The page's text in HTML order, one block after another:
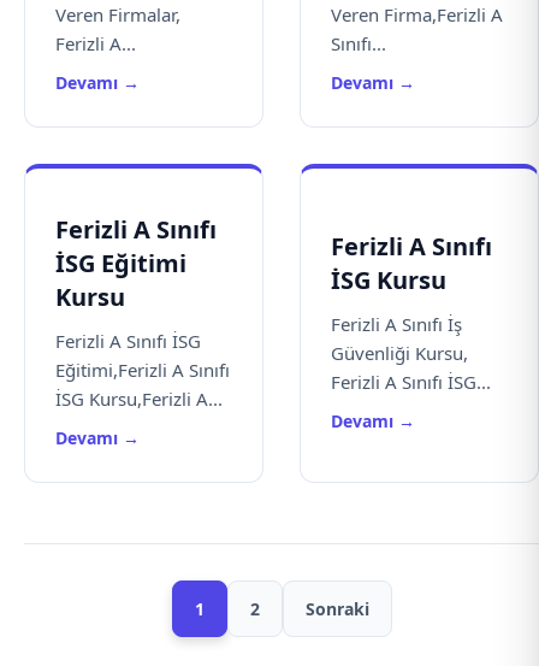
Veren Firmalar,
Ferizli A...
Devamı →
Veren Firma,Ferizli A
Sınıfı...
Devamı →
Ferizli A Sınıfı
İSG Eğitimi
Kursu
Ferizli A Sınıfı İSG
Eğitimi,Ferizli A Sınıfı
İSG Kursu,Ferizli A...
Devamı →
Ferizli A Sınıfı
İSG Kursu
Ferizli A Sınıfı İş
Güvenliği Kursu,
Ferizli A Sınıfı İSG...
Devamı →
1 2 Sonraki